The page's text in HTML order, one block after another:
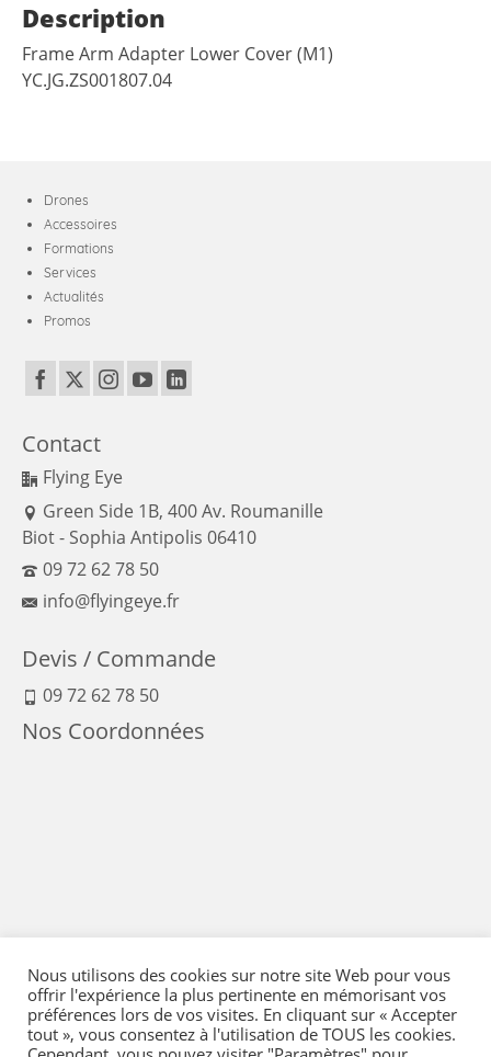
Description
Frame Arm Adapter Lower Cover (M1)
YC.JG.ZS001807.04
Drones
Accessoires
Formations
Services
Actualités
Promos
Contact
Flying Eye
Green Side 1B, 400 Av. Roumanille
Biot - Sophia Antipolis 06410
09 72 62 78 50
info@flyingeye.fr
Devis / Commande
09 72 62 78 50
Nos Coordonnées
Nous utilisons des cookies sur notre site Web pour vous
offrir l'expérience la plus pertinente en mémorisant vos
préférences lors de vos visites. En cliquant sur « Accepter
tout », vous consentez à l'utilisation de TOUS les cookies.